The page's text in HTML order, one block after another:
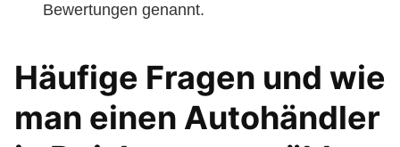
Bewertungen genannt.
Häufige Fragen und wie
man einen Autohändler